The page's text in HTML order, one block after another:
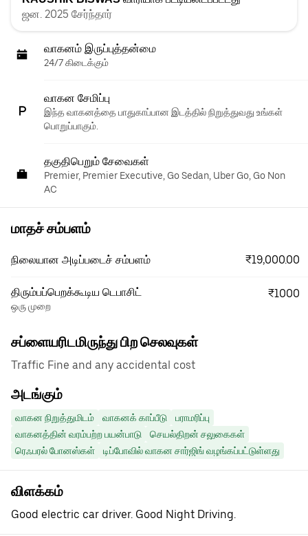
ஜன. 2025 சேர்ந்தார்
வாகனம் இருப்புத்தன்மை
24/7 கிடைக்கும்
வாகன சேமிப்பு
இந்த வாகனத்தை பாதுகாப்பான இடத்தில் நிறுத்துவது உங்கள்
பொறுப்பாகும்.
தகுதிபெறும் சேவைகள்
Premier, Premier Executive, Go Sedan, Uber Go, Go Non
AC
மாதச் சம்பளம்
நிலையான அடிப்படைச் சம்பளம் ₹19,000.00
திரும்பப்பெறக்கூடிய டெபாசிட்
ஒரு முறை
₹1000
சப்ளையரிடமிருந்து பிற செலவுகள்
Traffic Fine and any accidental cost
அடங்கும்
வாகன நிறுத்துமிடம் வாகனக் காப்பீடு
பராமரிப்பு
வாகனத்தின் வரம்பற்ற பயன்பாடு
செயல்திறன் சலுகைகள்
ரெஃபரல் போனஸ்கள்
டிப்போவில் வாகன சார்ஜிங் வழங்கப்பட்டுள்ளது
விளக்கம்
Good electric car driver. Good Night Driving.